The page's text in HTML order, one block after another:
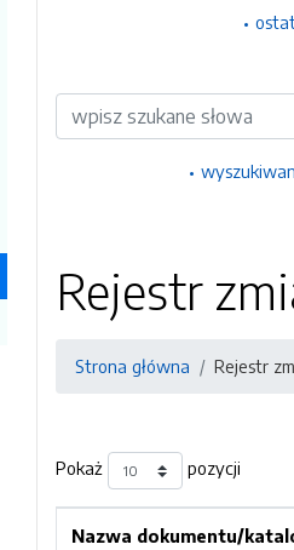
Wyszukiwarka
Rejestr
Strona główna Rejestr
Pokaż pozycji
Nazwa dokumentu/